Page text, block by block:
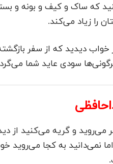
که ساک و کیف و بونه و
را زیاد می‌کند.
دیدید که از سفر
سودی عاید شما
می‌روید و گریه می‌کنید از
نمی‌دانید به کجا می‌روید